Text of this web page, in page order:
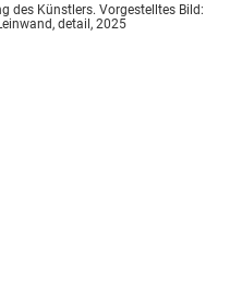
des Künstlers. Vorgestelltes Bild:
detail, 2025